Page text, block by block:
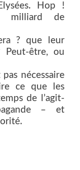
Hop !
milliard de
? que leur
Peut-être, ou
pas nécessaire
ce que les
de l’agit-
– et